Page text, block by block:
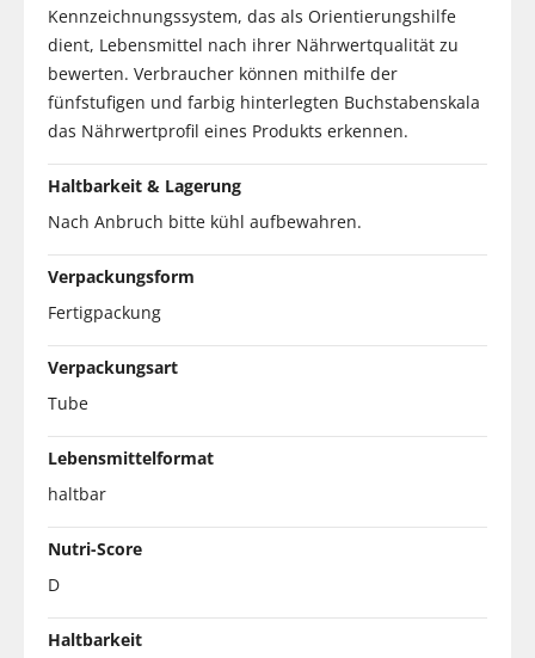
Kennzeichnungssystem, das als Orientierungshilfe
dient, Lebensmittel nach ihrer Nährwertqualität zu
bewerten. Verbraucher können mithilfe der
fünfstufigen und farbig hinterlegten Buchstabenskala
das Nährwertprofil eines Produkts erkennen.
Haltbarkeit & Lagerung
Nach Anbruch bitte kühl aufbewahren.
Verpackungsform
Fertigpackung
Verpackungsart
Tube
Lebensmittelformat
haltbar
Nutri-Score
D
Haltbarkeit